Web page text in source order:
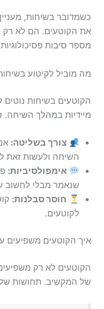
כשמדובר בשיחות,
את הקוטעים. הם לא רק
מספר סיבות
מה מוביל לקיטוע
הקוטעים בשיחות נוטים
מיידיות במהלך השיחה.
צורך בשליטה:
השיחה ולעשות זאת
אימפולסיביות:
שנאמר מבלי לחשוב
חוסר סבלנות:
לקוטעים.
איך הקוטעים משפיעים
הקוטעים לא רק
של המקשיב. תחושות